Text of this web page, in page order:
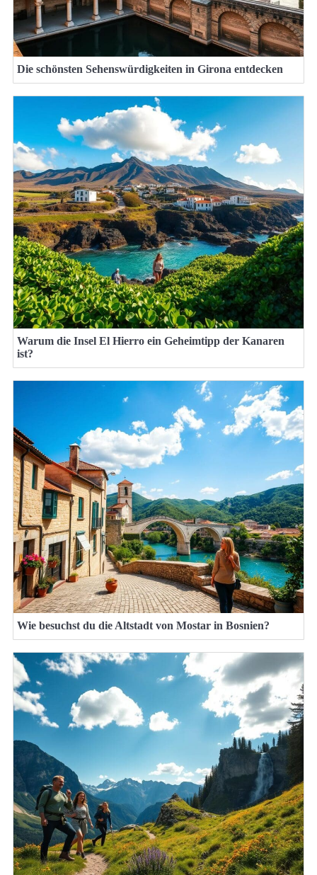
Die schönsten Sehenswürdigkeiten in Girona entdecken
Warum die Insel El Hierro ein Geheimtipp der Kanaren
ist?
Wie besuchst du die Altstadt von Mostar in Bosnien?